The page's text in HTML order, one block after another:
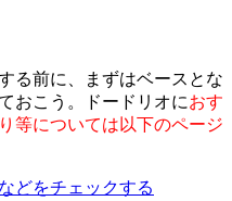
る前に、まずはベースとな
おこう。ドードリオにおす
等については以下のページ
どをチェックする